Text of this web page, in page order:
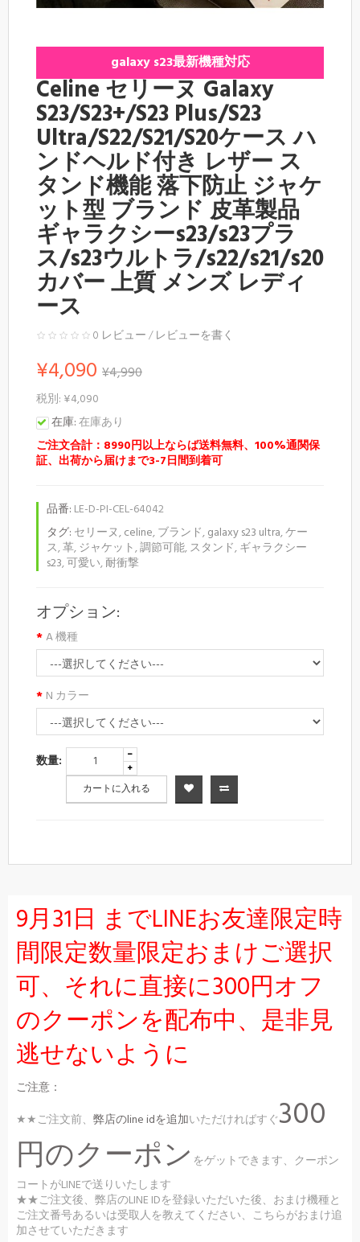
galaxy s23最新機種対応
Celine セリーヌ Galaxy
S23/S23+/S23 Plus/S23
Ultra/S22/S21/S20ケース ハ
ンドヘルド付き レザー ス
タンド機能 落下防止 ジャケ
ット型 ブランド 皮革製品
ギャラクシーs23/s23プラ
ス/s23ウルトラ/s22/s21/s20
カバー 上質 メンズ レディ
ース
0 レビュー/レビューを書く
¥4,090 ¥4,990
税別: ¥4,090
在庫:在庫あり
ご注文合計：8990円以上ならば送料無料、100%通関保
証、出荷から届けまで3-7日間到着可
品番: LE-D-PI-CEL-64042
タグ: セリーヌ,celine,ブランド,galaxy s23 ultra,ケー
ス,革, ジャケット,調節可能,スタンド,ギャラクシー
s23,可愛い,耐衝撃
オプション:
A 機種
N カラー
数量:
カートに入れる
9月31日 までLINEお友達限定時
間限定数量限定おまけご選択
可、それに直接に300円オフ
のクーポンを配布中、是非見
逃せないように
ご注意：
★★ご注文前、 弊店のline idを追加いただければすぐ300
円のクーポン をゲットできます、クーポン
コートがLINEで送りいたします
★★ご注文後、弊店のLINE IDを登録いただいた後、おまけ機種と
ご注文番号あるいは受取人を教えてください、こちらがおまけ追
加させていただきます